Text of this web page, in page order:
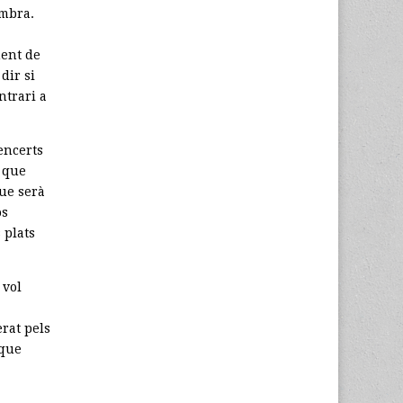
de
dir si
a
serà
plats
vol
pels